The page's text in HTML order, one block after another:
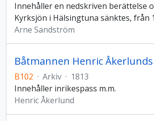
Innehåller en nedskriven berättelse
Kyrksjön i Hälsingtuna sänktes, från
Arne Sandström
Båtmannen Henric
B102 · Arkiv · 1813
Innehåller inrikespass m.m.
Henric Åkerlund